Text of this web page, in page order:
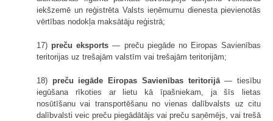
iekšzemē un reģistrēta Valsts ieņēmumu dienesta pievienotās
vērtības nodokļa maksātāju reģistrā;
17) preču eksports — preču piegāde no Eiropas Savienības
teritorijas uz trešajām valstīm vai trešajām teritorijām;
18) preču iegāde Eiropas Savienības teritorijā— tiesību
iegūšana rīkoties ar lietu kā īpašniekam, ja šīs lietas
nosūtīšanu vai transportēšanu no vienas dalībvalsts uz citu
dalībvalsti veic preču piegādātājs vai preču saņēmējs, vai trešā